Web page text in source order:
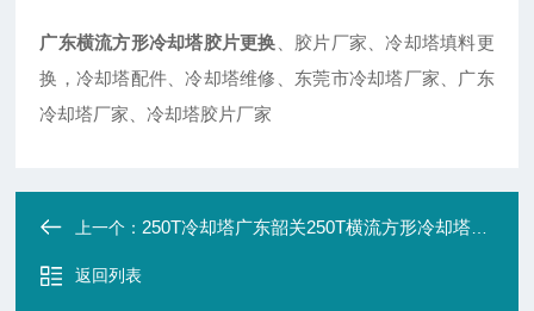
广东横流方形冷却塔胶片更换 、胶片厂家、冷却塔填料更
换，冷却塔配件、冷却塔维修、东莞市冷却塔厂家、广东
冷却塔厂家、冷却塔胶片厂家
上一个：250T冷却塔广东韶关250T横流方形冷却塔厂家报价
返回列表